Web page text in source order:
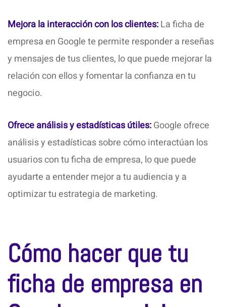
Mejora la interacción con los clientes:La ficha de
empresa en Google te permite responder a reseñas
y mensajes de tus clientes, lo que puede mejorar la
relación con ellos y fomentar la confianza en tu
negocio.
Ofrece análisis y estadísticas útiles:Google ofrece
análisis y estadísticas sobre cómo interactúan los
usuarios con tu ficha de empresa, lo que puede
ayudarte a entender mejor a tu audiencia y a
optimizar tu estrategia de marketing.
Cómo hacer que tu
ficha de empresa en